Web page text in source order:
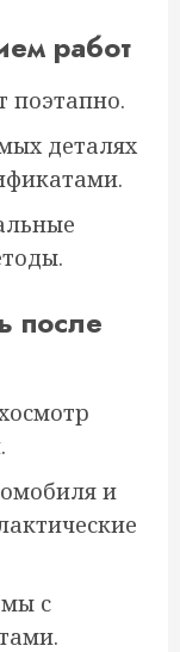
работ
поэтапно.
деталях
после
и
с